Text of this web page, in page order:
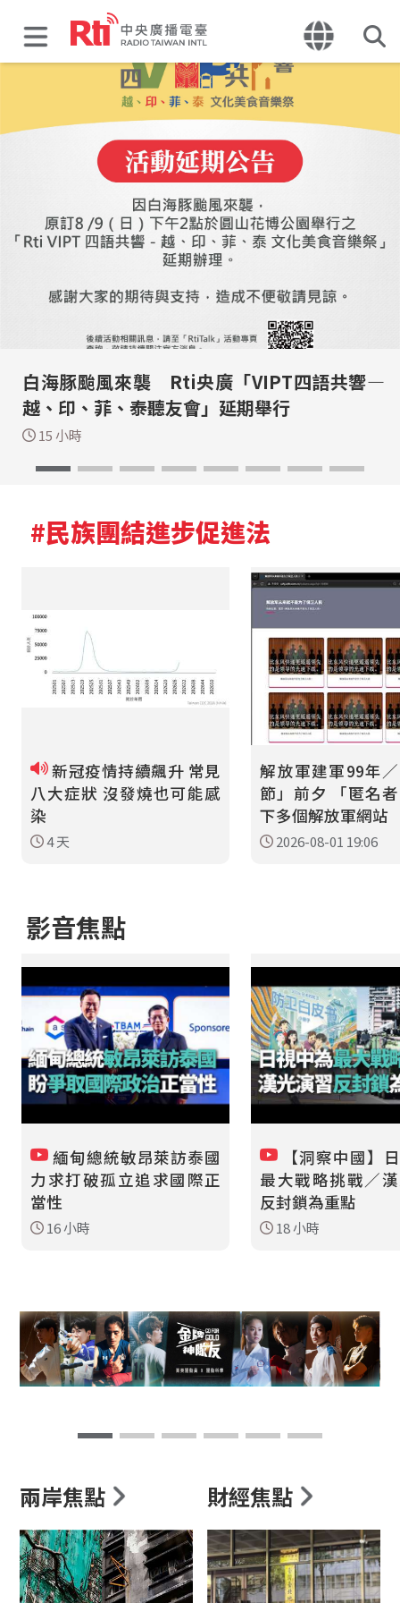
白海豚颱風來襲 Rti央廣「VIPT四語共響—
越、印、菲、泰聽友會」延期舉行
15 小時
#民族團結進步促進法
新冠疫情持續飆升 常見
八大症狀 沒發燒也可能感
染
4 天
解放軍建軍99年
節」前夕 「匿名
下多個解放軍網站
2026-08-01 19:06
影音焦點
緬甸總統敏昂萊訪泰國
力求打破孤立追求國際正
當性
16 小時
【洞察中國】
最大戰略挑戰／
反封鎖為重點
18 小時
兩岸焦點 財經焦點